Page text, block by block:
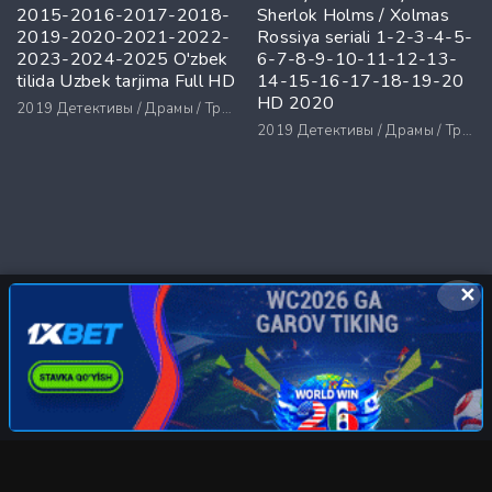
✕
2015-2016-2017-2018-
2019-2020-2021-2022-
2023-2024-2025 O'zbek
tilida Uzbek tarjima Full HD
2019 Детективы / Драмы / Триллеры / Ужасы
Sherlok Holms / Xolmas
Rossiya seriali 1-2-3-4-5-
6-7-8-9-10-11-12-13-
14-15-16-17-18-19-20
HD 2020
2019 Детективы / Драмы / Триллеры / Ужасы